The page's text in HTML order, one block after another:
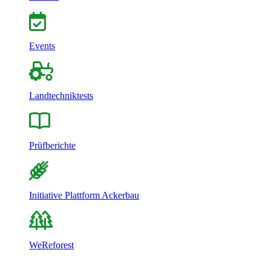
Events
Landtechniktests
Prüfberichte
Initiative Plattform Ackerbau
WeReforest